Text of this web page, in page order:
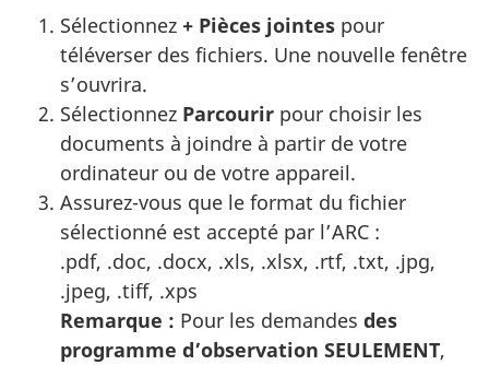
Sélectionnez + Pièces jointes pour
téléverser des fichiers. Une nouvelle fenêtre
s’ouvrira.
Sélectionnez Parcourir pour choisir les
documents à joindre à partir de votre
ordinateur ou de votre appareil.
Assurez-vous que le format du fichier
sélectionné est accepté par l’ARC :
.pdf, .doc, .docx, .xls, .xlsx, .rtf, .txt, .jpg,
.jpeg, .tiff, .xps
Remarque : Pour les demandes des
programme d’observation SEULEMENT,